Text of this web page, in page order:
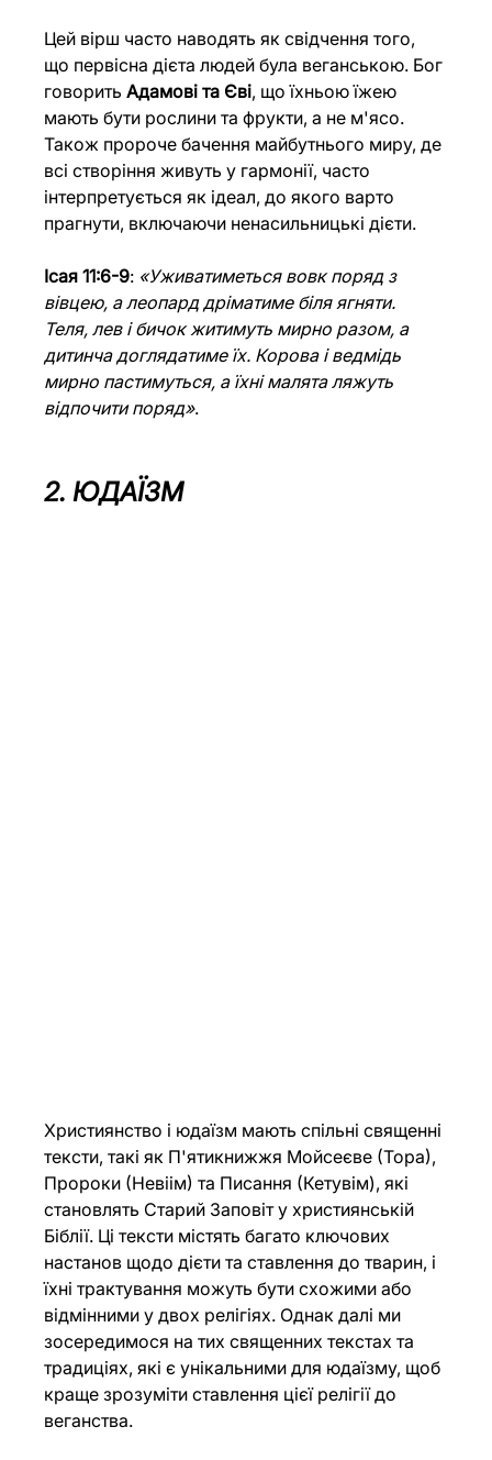
Цей вірш часто наводять як свідчення того,
що первісна дієта людей була веганською. Бог
говорить Адамові та Єві, що їхньою їжею
мають бути рослини та фрукти, а не м'ясо.
Також пророче бачення майбутнього миру, де
всі створіння живуть у гармонії, часто
інтерпретується як ідеал, до якого варто
прагнути, включаючи ненасильницькі дієти.
Iсая 11:6-9: «Уживатиметься вовк поряд з
вівцею, а леопард дріматиме біля ягняти.
Теля, лев і бичок житимуть мирно разом, а
дитинча доглядатиме їх. Корова і ведмідь
мирно пастимуться, а їхні малята ляжуть
відпочити поряд».
2. ЮДАЇЗМ
Християнство і юдаїзм мають спільні священні
тексти, такі як П'ятикнижжя Мойсеєве (Тора),
Пророки (Невіім) та Писання (Кетувім), які
становлять Старий Заповіт у християнській
Біблії. Ці тексти містять багато ключових
настанов щодо дієти та ставлення до тварин, і
їхні трактування можуть бути схожими або
відмінними у двох релігіях. Однак далі ми
зосередимося на тих священних текстах та
традиціях, які є унікальними для юдаїзму, щоб
краще зрозуміти ставлення цієї релігії до
веганства.